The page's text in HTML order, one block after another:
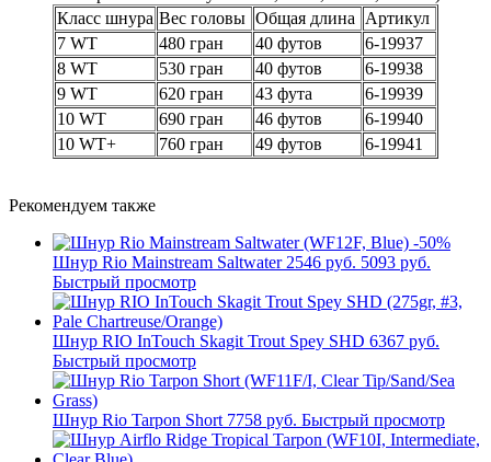
Класс шнура Вес головы Общая длина
Артикул
7 WT
480 гран 40 футов
6-19937
8 WT
530 гран 40 футов
6-19938
9 WT
620 гран 43 фута
6-19939
10 WT
690 гран 46 футов
6-19940
10 WT+
760 гран 49 футов 6-19941
Рекомендуем также
-50%
Шнур Rio Mainstream Saltwater 2546 руб. 5093 руб.
Быстрый просмотр
Шнур RIO InTouch Skagit Trout Spey SHD 6367 руб.
Быстрый просмотр
Шнур Rio Tarpon Short 7758 руб. Быстрый просмотр